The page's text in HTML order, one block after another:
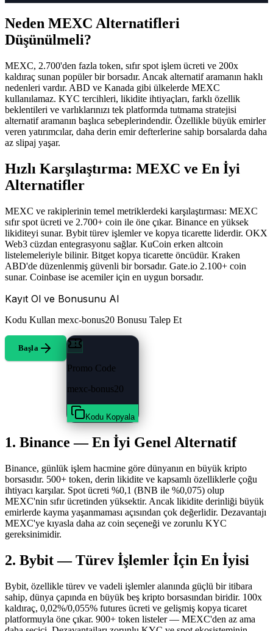
Neden MEXC Alternatifleri
Düşünülmeli?
MEXC, 2.700'den fazla token, sıfır spot işlem ücreti ve 200x
kaldıraç sunan popüler bir borsadır. Ancak alternatif aramanın haklı
nedenleri vardır. ABD ve Kanada gibi ülkelerde MEXC
kullanılamaz. KYC tercihleri, likidite ihtiyaçları, farklı özellik
beklentileri ve varlıklarınızı tek platformda tutmama stratejisi
alternatif aramanın başlıca sebeplerindendir. Özellikle büyük emirler
veren yatırımcılar, daha derin emir defterlerine sahip borsalarda daha
az slipaj yaşar.
Hızlı Karşılaştırma: MEXC ve En İyi
Alternatifler
MEXC ve rakiplerinin temel metriklerdeki karşılaştırması: MEXC
sıfır spot ücreti ve 2.700+ coin ile öne çıkar. Binance en yüksek
likiditeyi sunar. Bybit türev işlemler ve kopya ticarette liderdir. OKX
Web3 cüzdan entegrasyonu sağlar. KuCoin erken altcoin
listelemeleriyle bilinir. Bitget kopya ticarette öncüdür. Kraken
ABD'de düzenlenmiş güvenli bir borsadır. Gate.io 2.100+ coin
sunar. Coinbase ise acemiler için en uygun borsadır.
Kayıt Ol ve Bonusunu Al
Kodu Kullan mexc-bonus20 Bonusu Talep Et
Başla
Promo Code
mexc-bonus20
Kodu Kopyala
1. Binance — En İyi Genel Alternatif
Binance, günlük işlem hacmine göre dünyanın en büyük kripto
borsasıdır. 500+ token, derin likidite ve kapsamlı özelliklerle çoğu
ihtiyacı karşılar. Spot ücreti %0,1 (BNB ile %0,075) olup
MEXC'nin sıfır ücretinden yüksektir. Ancak likidite derinliği büyük
emirlerde kayma yaşanmaması açısından çok değerlidir. Dezavantajı
MEXC'ye kıyasla daha az coin seçeneği ve zorunlu KYC
gereksinimidir.
2. Bybit — Türev İşlemler İçin En İyisi
Bybit, özellikle türev ve vadeli işlemler alanında güçlü bir itibara
sahip, dünya çapında en büyük beş kripto borsasından biridir. 100x
kaldıraç, 0,02%/0,055% futures ücreti ve gelişmiş kopya ticaret
platformuyla öne çıkar. 900+ token listeler — MEXC'den az ama